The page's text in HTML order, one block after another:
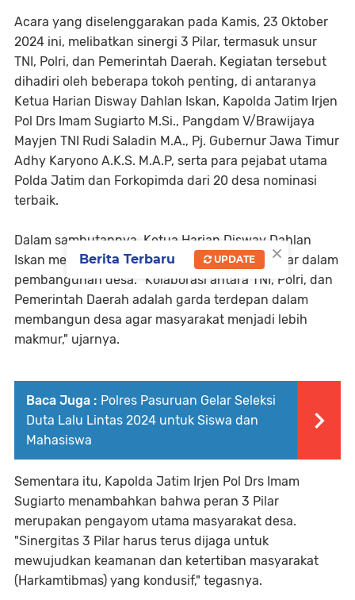
Acara yang diselenggarakan pada Kamis, 23 Oktober
2024 ini, melibatkan sinergi 3 Pilar, termasuk unsur
TNI, Polri, dan Pemerintah Daerah. Kegiatan tersebut
dihadiri oleh beberapa tokoh penting, di antaranya
Ketua Harian Disway Dahlan Iskan, Kapolda Jatim Irjen
Pol Drs Imam Sugiarto M.Si., Pangdam V/Brawijaya
Mayjen TNI Rudi Saladin M.A., Pj. Gubernur Jawa Timur
Adhy Karyono A.K.S. M.A.P, serta para pejabat utama
Polda Jatim dan Forkopimda dari 20 desa nominasi
terbaik.
Dalam sambutannya, Ketua Harian Disway Dahlan
Iskan menekankan pentingnya sinergitas 3 Pilar dalam
pembangunan desa. "Kolaborasi antara TNI, Polri, dan
Pemerintah Daerah adalah garda terdepan dalam
membangun desa agar masyarakat menjadi lebih
makmur," ujarnya.
Baca Juga : Polres Pasuruan Gelar Seleksi
Duta Lalu Lintas 2024 untuk Siswa dan
Mahasiswa
Sementara itu, Kapolda Jatim Irjen Pol Drs Imam
Sugiarto menambahkan bahwa peran 3 Pilar
merupakan pengayom utama masyarakat desa.
"Sinergitas 3 Pilar harus terus dijaga untuk
mewujudkan keamanan dan ketertiban masyarakat
(Harkamtibmas) yang kondusif," tegasnya.
×
Berita Terbaru UPDATE